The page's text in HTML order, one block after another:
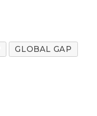
GLOBAL GAP